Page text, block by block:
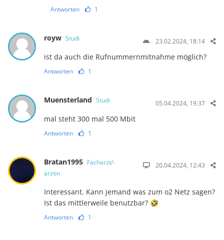
Antworten 1
royw Studi 23.02.2024, 18:14
ist da auch die Rufnummernmitnahme möglich?
Antworten 1
Muensterland Studi 05.04.2024, 19:37
mal steht 300 mal 500 Mbit
Antworten 1
Bratan1995 Facharzt/-
ärztin
20.04.2024, 12:43
Interessant. Kann jemand was zum o2 Netz sagen?
Ist das mittlerweile benutzbar? 🤣
Antworten 1